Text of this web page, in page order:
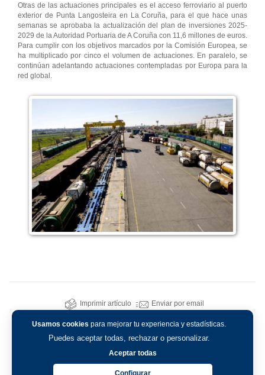
Usamos cookies para mejorar tu experiencia y estadísticas.
Puedes aceptar todas, rechazar o personalizar.
Aceptar todas
Configurar
Otras de las actuaciones principales es el acceso ferroviario al puerto
exterior de Punta Langosteira en La Coruña, para el que hace unas
semanas se aprobaba la actualización del plan de inversiones 2025-
2029 de la Autoridad Portuaria de A Coruña con 11,6 millones de euros.
Para cumplir con los objetivos marcados por la Comisión Europea, se
ha multiplicado por cinco el volumen de actuaciones. En paralelo, se
continúan adelantando actuaciones contempladas por Europa para la
red global.
Imprimir artículo Enviar por email